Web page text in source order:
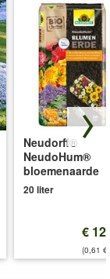
Neudorff®
NeudoHum®
bloemenaarde
20 liter
€
(0,61